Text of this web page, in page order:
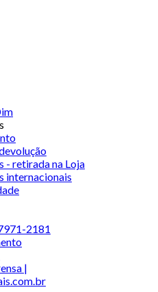
- retirada na Loja
internacionais
2181
|